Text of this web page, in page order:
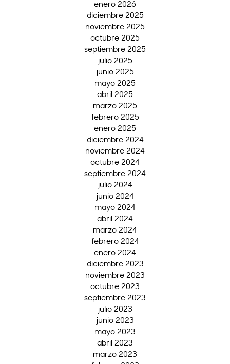
enero 2026
diciembre 2025
noviembre 2025
octubre 2025
septiembre 2025
julio 2025
junio 2025
mayo 2025
abril 2025
marzo 2025
febrero 2025
enero 2025
diciembre 2024
noviembre 2024
octubre 2024
septiembre 2024
julio 2024
junio 2024
mayo 2024
abril 2024
marzo 2024
febrero 2024
enero 2024
diciembre 2023
noviembre 2023
octubre 2023
septiembre 2023
julio 2023
junio 2023
mayo 2023
abril 2023
marzo 2023